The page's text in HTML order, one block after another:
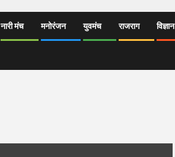
नारी मंच मनोरंजन युवमंच राजराग विज्ञान